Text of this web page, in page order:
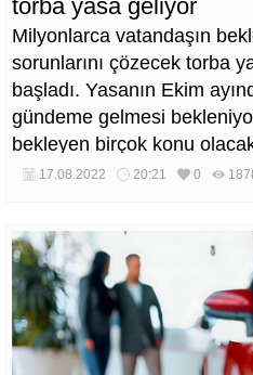
torba yasa geliyor
Milyonlarca vatandaşın
sorunlarını çözecek torba
başladı. Yasanın Ekim
gündeme gelmesi
bekleyen birçok konu
17.08.2022 20:21 0